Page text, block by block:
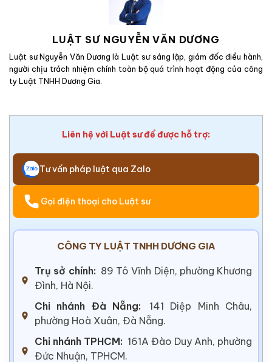
LUẬT SƯ NGUYỄN VĂN DƯƠNG
Luật sư Nguyễn Văn Dương là Luật sư sáng lập, giám đốc điều hành,
người chịu trách nhiệm chính toàn bộ quá trình hoạt động của công
ty Luật TNHH Dương Gia.
Liên hệ với Luật sư để được hỗ trợ:
Tư vấn pháp luật qua Zalo
Gọi điện thoại cho Luật sư
CÔNG TY LUẬT TNHH DƯƠNG GIA
Trụ sở chính: 89 Tô Vĩnh Diện, phường Khương
Đình, Hà Nội.
Chi nhánh Đà Nẵng:
141 Diệp Minh Châu,
phường Hoà Xuân, Đà Nẵng.
Chi nhánh TPHCM: 161A Đào Duy Anh, phường
Đức Nhuận, TPHCM.